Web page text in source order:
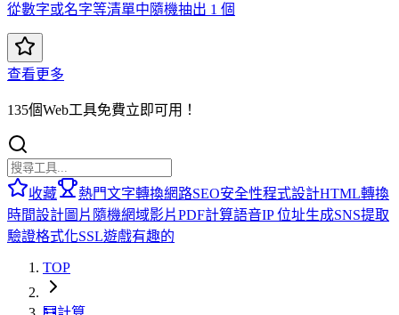
從數字或名字等清單中隨機抽出 1 個
查看更多
135個Web工具免費立即可用！
收藏 熱門文字轉換網路SEO安全性程式設計HTML轉換
時間設計圖片 隨機網域影片PDF計算語音IP 位址生成SNS提取
驗證格式化SSL遊戲有趣的
TOP